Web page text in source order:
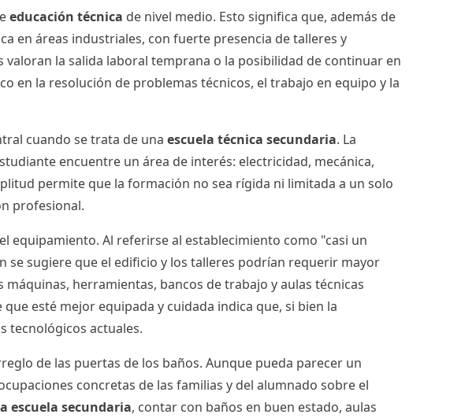
educación técnica de nivel medio. Esto significa que, además de
en áreas industriales, con fuerte presencia de talleres y
la salida laboral temprana o la posibilidad de continuar en
en la resolución de problemas técnicos, el trabajo en equipo y la
cuando se trata de una escuela técnica secundaria. La
encuentre un área de interés: electricidad, mecánica,
permite que la formación no sea rígida ni limitada a un solo
profesional.
equipamiento. Al referirse al establecimiento como "casi un
se sugiere que el edificio y los talleres podrían requerir mayor
máquinas, herramientas, bancos de trabajo y aulas técnicas
esté mejor equipada y cuidada indica que, si bien la
tecnológicos actuales.
de las puertas de los baños. Aunque pueda parecer un
concretas de las familias y del alumnado sobre el
escuela secundaria, contar con baños en buen estado, aulas